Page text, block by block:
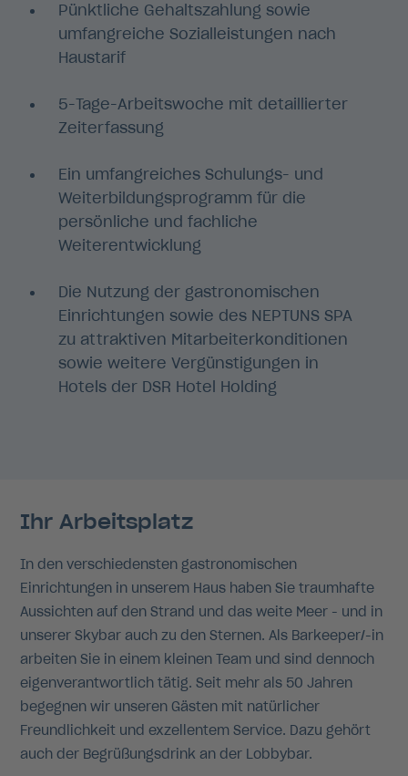
Pünktliche Gehaltszahlung sowie
umfangreiche Sozialleistungen nach
Haustarif
5-Tage-Arbeitswoche mit detaillierter
Zeiterfassung
Ein umfangreiches Schulungs- und
Weiterbildungsprogramm für die
persönliche und fachliche
Weiterentwicklung
Die Nutzung der gastronomischen
Einrichtungen sowie des NEPTUNS SPA
zu attraktiven Mitarbeiterkonditionen
sowie weitere Vergünstigungen in
Hotels der DSR Hotel Holding
Ihr Arbeitsplatz
In den verschiedensten gastronomischen
Einrichtungen in unserem Haus haben Sie traumhafte
Aussichten auf den Strand und das weite Meer - und in
unserer Skybar auch zu den Sternen. Als Barkeeper/-in
arbeiten Sie in einem kleinen Team und sind dennoch
eigenverantwortlich tätig. Seit mehr als 50 Jahren
begegnen wir unseren Gästen mit natürlicher
Freundlichkeit und exzellentem Service. Dazu gehört
auch der Begrüßungsdrink an der Lobbybar.